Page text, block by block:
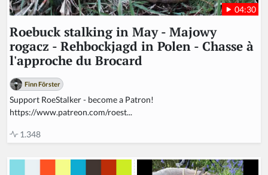
04:30
Roebuck stalking in May - Majowy
rogacz - Rehbockjagd in Polen - Chasse à
l'approche du Brocard
Finn Förster
Support RoeStalker - become a Patron!
https://www.patreon.com/roest...
1.348